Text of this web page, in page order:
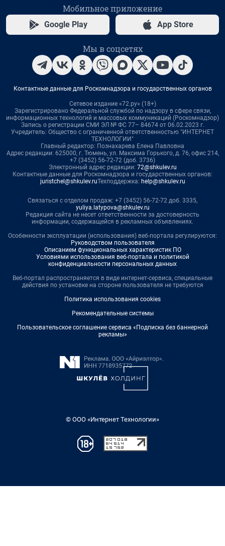
Мобильное приложение
Google Play App Store
Мы в соцсетях
Контактные данные для Роскомнадзора и государственных органов
Сетевое издание «72.ру» (18+)
Зарегистрировано Федеральной службой по надзору в сфере связи,
информационных технологий и массовых коммуникаций (Роскомнадзор)
Запись о регистрации СМИ ЭЛ № ФС 77– 84674 от 06.02.2023 г.
Учредитель: Общество с ограниченной ответственностью "ИНТЕРНЕТ
ТЕХНОЛОГИИ"
Главный редактор: Познахарева Елена Павловна
Адрес редакции: 625000, г. Тюмень, ул. Максима Горького, д. 76, офис 214,
+7 (3452) 56-72-72 (доб. 3736)
Электронный адрес редакции: 72@shkulev.ru
Контактные данные для Роскомнадзора и государственных органов:
juristchel@shkulev.ruТехподдержка: help@shkulev.ru
Связаться с отделом продаж: +7 (3452) 56-72-72 доб. 3335,
yuliya.latypova@shkulev.ru
Редакция сайта не несет ответственности за достоверность
информации, содержащейся в рекламных объявлениях.
Особенности эксплуатации (использования) веб-портала регулируются:
Руководством пользователя
Описанием функциональных характеристик ПО
Условиями использования веб-портала и политикой
конфиденциальности персональных данных
Веб-портал распространяется в виде интернет-сервиса, специальные
действия по установке на стороне пользователя не требуются
Политика использования cookies
Рекомендательные системы
Пользовательское соглашение сервиса «Подписка без баннерной
рекламы»
© ООО «Интернет Технологии»